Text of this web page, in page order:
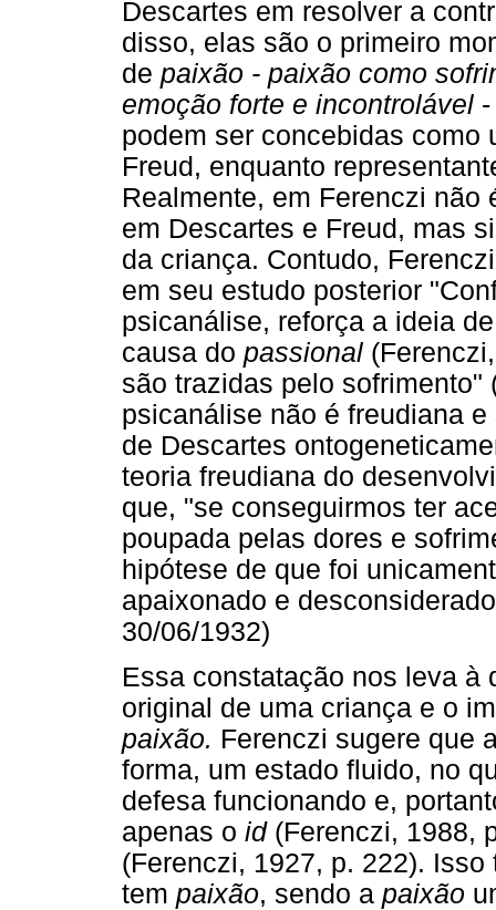
Descartes em resolver a
disso, elas são o primeiro
de paixão - paixão como
emoção forte e incontrolável
podem ser concebidas como
Freud, enquanto
Realmente, em Ferenczi não
em Descartes e Freud, mas
da criança. Contudo,
em seu estudo posterior
psicanálise, reforça a ideia
causa do passional
são trazidas pelo sofrimento"
psicanálise não é freudiana
de Descartes
teoria freudiana do
que, "se conseguirmos ter
poupada pelas dores e
hipótese de que foi
apaixonado e
30/06/1932)
Essa constatação nos leva à
original de uma criança e o
paixão. Ferenczi sugere que
forma, um estado fluido, no
defesa funcionando e,
apenas o id(Ferenczi, 1988,
(Ferenczi, 1927, p. 222).
tem paixão, sendo a paixão